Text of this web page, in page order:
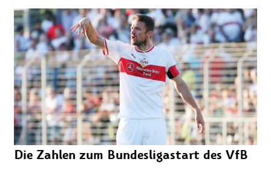
Die Zahlen zum Bundesligastart des VfB